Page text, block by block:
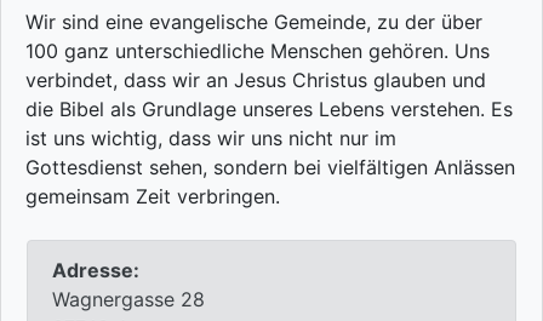
Wir sind eine evangelische Gemeinde, zu der über
100 ganz unterschiedliche Menschen gehören. Uns
verbindet, dass wir an Jesus Christus glauben und
die Bibel als Grundlage unseres Lebens verstehen. Es
ist uns wichtig, dass wir uns nicht nur im
Gottesdienst sehen, sondern bei vielfältigen Anlässen
gemeinsam Zeit verbringen.
Adresse:
Wagnergasse 28